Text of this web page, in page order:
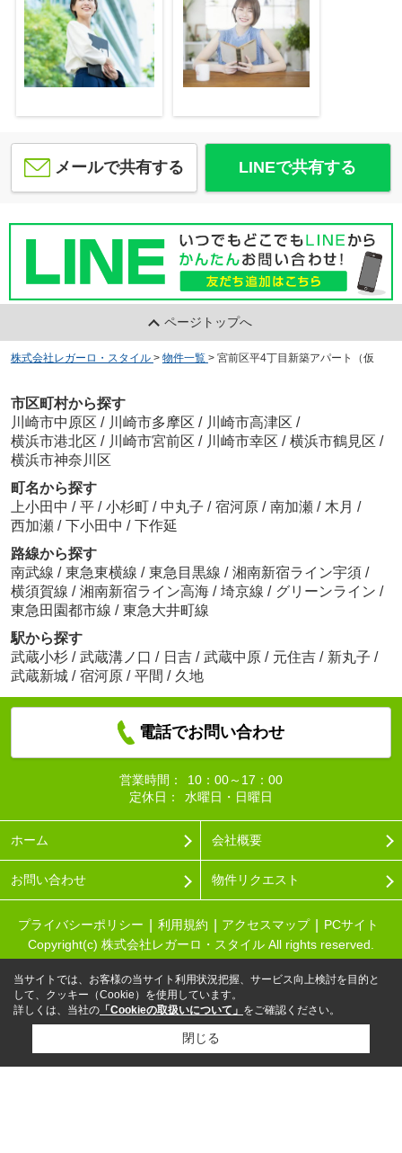
メールで共有する LINEで共有する
ページトップへ
株式会社レガーロ・スタイル > 物件一覧 > 宮前区平4丁目新築アパート（仮
市区町村から探す
川崎市中原区 / 川崎市多摩区 / 川崎市高津区 /
横浜市港北区 / 川崎市宮前区 / 川崎市幸区 / 横浜市鶴見区 /
横浜市神奈川区
町名から探す
上小田中 / 平 / 小杉町 / 中丸子 / 宿河原 / 南加瀬 / 木月 /
西加瀬 / 下小田中 / 下作延
路線から探す
南武線 / 東急東横線 / 東急目黒線 / 湘南新宿ライン宇須 /
横須賀線 / 湘南新宿ライン高海 / 埼京線 / グリーンライン /
東急田園都市線 / 東急大井町線
駅から探す
武蔵小杉 / 武蔵溝ノ口 / 日吉 / 武蔵中原 / 元住吉 / 新丸子 /
武蔵新城 / 宿河原 / 平間 / 久地
電話でお問い合わせ
営業時間：
10：00～17：00
定休日：
水曜日・日曜日
ホーム 会社概要
お問い合わせ 物件リクエスト
プライバシーポリシー 利用規約 アクセスマップ
PCサイト
Copyright(c) 株式会社レガーロ・スタイル All rights reserved.
当サイトでは、お客様の当サイト利用状況把握、サービス向上検討を目的と
して、クッキー（Cookie）を使用しています。
詳しくは、当社の 「Cookieの取扱いについて」 をご確認ください。
閉じる